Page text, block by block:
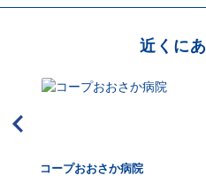
近くに
コープおおさか病院